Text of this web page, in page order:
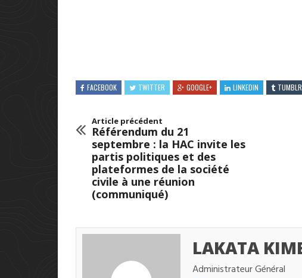
FACEBOOK TWITTER GOOGLE+ LINKEDIN TUMBLR
Article précédent
Référendum du 21
septembre : la HAC invite les
partis politiques et des
plateformes de la société
civile à une réunion
(communiqué)
LAKATA
Administrateur Général